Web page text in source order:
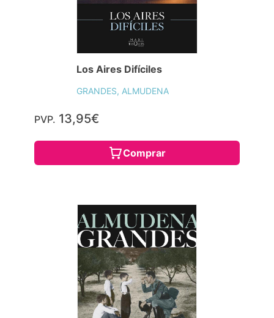
Los Aires Difíciles
GRANDES, ALMUDENA
PVP. 13,95€
Comprar